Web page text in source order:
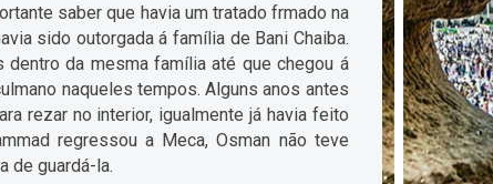
saber que havia um tratado frmado na
sido outorgada á família de Bani Chaiba.
da mesma família até que chegou á
naqueles tempos. Alguns anos antes
rezar no interior, igualmente já havia feito
regressou a Meca, Osman não teve
de guardá-la.